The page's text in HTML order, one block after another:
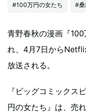
#100万円の女たち #桑
青野春秋の漫画『
れ、4月7日から
放送される。
『ビッグコミックス
円の女たち』は、売